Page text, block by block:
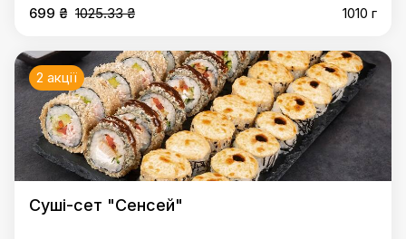
699 ₴ 1025.33 ₴ 1010 г
2 акції
Суші-сет "Сенсей"